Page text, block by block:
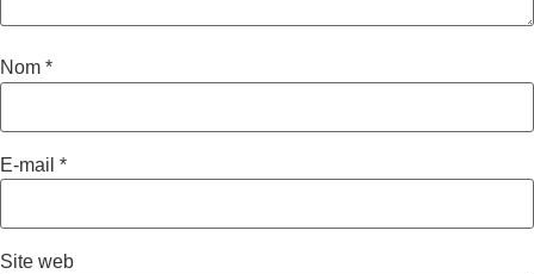
Nom *
E-mail *
Site web